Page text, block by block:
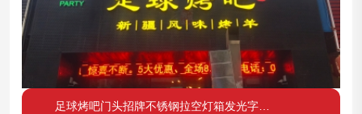
足球烤吧门头招牌不锈钢拉空灯箱发光字制作案例